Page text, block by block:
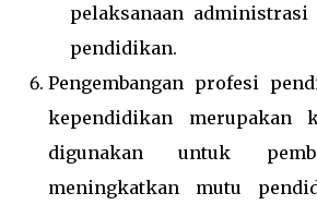
pelaksanaan administrasi
pendidikan.
Pengembangan profesi
kependidikan merupakan
digunakan untuk
meningkatkan mutu